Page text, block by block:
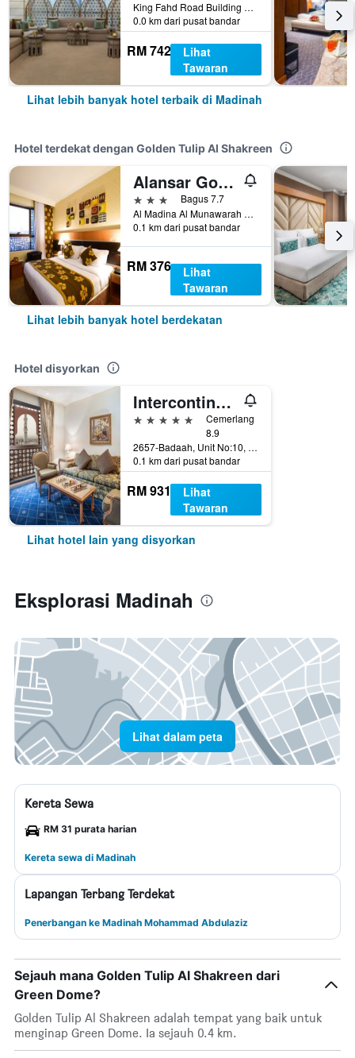
King Fahd Road Building 2943, Madinah, Arab Saudi
0.0 km dari pusat bandar
RM 742
Lihat
Tawaran
Lihat lebih banyak hotel terbaik di Madinah
Hotel terdekat dengan Golden Tulip Al Shakreen
Alansar Golden Tulip
3 bintangBagus 7.7
Al Madina Al Munawarah 4147 P.o Box 3241, Madinah, Arab Saudi
0.1 km dari pusat bandar
RM 376
Lihat
Tawaran
Lihat lebih banyak hotel berdekatan
Hotel disyorkan
Intercontinental Hotels Dar Al Iman Madinah By IHG
5 bintang
Cemerlang
8.9
2657-Badaah, Unit No:10, Madinah, Arab Saudi
0.1 km dari pusat bandar
RM 931
Lihat
Tawaran
Lihat hotel lain yang disyorkan
Eksplorasi Madinah
Lihat dalam peta
Kereta Sewa
RM 31 purata harian
Kereta sewa di Madinah
Lapangan Terbang Terdekat
Penerbangan ke Madinah Mohammad Abdulaziz
Sejauh mana Golden Tulip Al Shakreen dari
Green Dome?
Golden Tulip Al Shakreen adalah tempat yang baik untuk
menginap Green Dome. Ia sejauh 0.4 km.